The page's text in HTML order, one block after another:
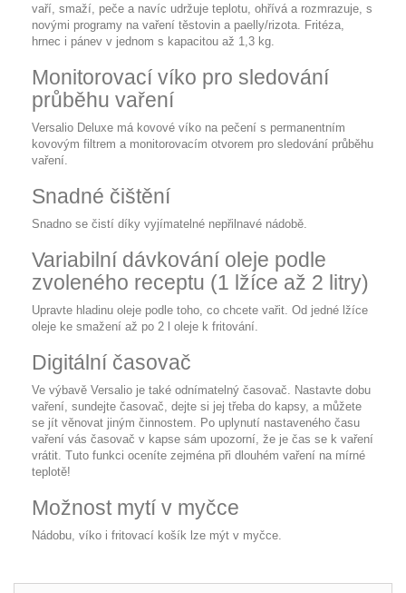
vaří, smaží, peče a navíc udržuje teplotu, ohřívá a rozmrazuje, s
novými programy na vaření těstovin a paelly/rizota. Fritéza,
hrnec i pánev v jednom s kapacitou až 1,3 kg.
Monitorovací víko pro sledování
průběhu vaření
Versalio Deluxe má kovové víko na pečení s permanentním
kovovým filtrem a monitorovacím otvorem pro sledování průběhu
vaření.
Snadné čištění
Snadno se čistí díky vyjímatelné nepřilnavé nádobě.
Variabilní dávkování oleje podle
zvoleného receptu (1 lžíce až 2 litry)
Upravte hladinu oleje podle toho, co chcete vařit. Od jedné lžíce
oleje ke smažení až po 2 l oleje k fritování.
Digitální časovač
Ve výbavě Versalio je také odnímatelný časovač. Nastavte dobu
vaření, sundejte časovač, dejte si jej třeba do kapsy, a můžete
se jít věnovat jiným činnostem. Po uplynutí nastaveného času
vaření vás časovač v kapse sám upozorní, že je čas se k vaření
vrátit. Tuto funkci oceníte zejména při dlouhém vaření na mírné
teplotě!
Možnost mytí v myčce
Nádobu, víko i fritovací košík lze mýt v myčce.